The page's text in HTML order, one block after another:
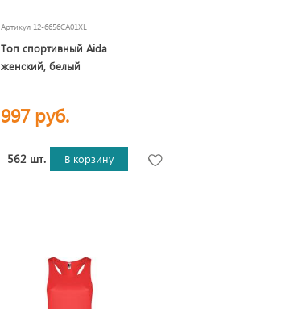
Артикул 12-6656CA01XL
Топ спортивный Aida
женский, белый
997 руб.
562 шт. В корзину